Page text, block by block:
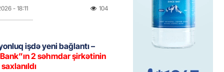
- 18:11 104
işdə yeni bağlantı –
2 səhmdar şirkətinin